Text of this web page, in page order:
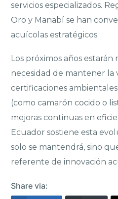
servicios especializados.
Oro y Manabí se han
acuícolas estratégicos.
Los próximos años estarán
necesidad de mantener la
certificaciones
(como camarón cocido o
mejoras continuas en
Ecuador sostiene esta
solo se mantendrá, sino
referente de innovación
Share via: